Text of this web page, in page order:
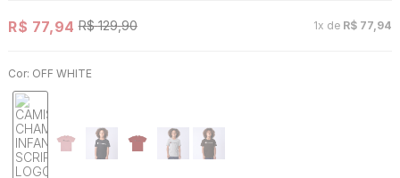
R$ 77,94 R$ 129,90 1x de R$ 77 94
Cor: OFF WHITE